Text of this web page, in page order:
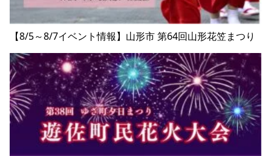
【8/5～8/7イベント情報】山形市 第64回山形花笠まつり